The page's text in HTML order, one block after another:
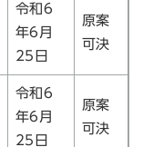
令和6
年6月
25日
原案
可決
令和6
年6月
25日
原案
可決